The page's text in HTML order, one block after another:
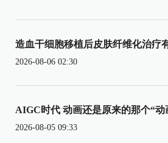
造血干细胞移植后皮肤纤维化治疗
2026-08-06 02:30
AIGC时代 动画还是原来的那个“动
2026-08-05 09:33